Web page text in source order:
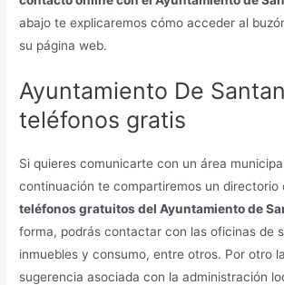
abajo te explicaremos cómo acceder al
su página web.
Ayuntamiento De
teléfonos gratis
Si quieres comunicarte con un área
continuación te compartiremos un directorio
teléfonos gratuitos del Ayuntamiento de
forma, podrás contactar con las oficinas de
inmuebles y consumo, entre otros. Por otro
sugerencia asociada con la administración